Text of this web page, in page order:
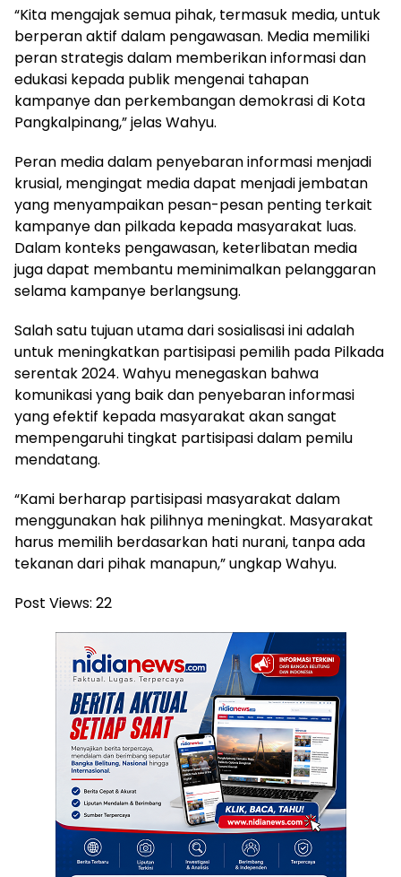
“Kita mengajak semua pihak, termasuk media, untuk
berperan aktif dalam pengawasan. Media memiliki
peran strategis dalam memberikan informasi dan
edukasi kepada publik mengenai tahapan
kampanye dan perkembangan demokrasi di Kota
Pangkalpinang,” jelas Wahyu.
Peran media dalam penyebaran informasi menjadi
krusial, mengingat media dapat menjadi jembatan
yang menyampaikan pesan-pesan penting terkait
kampanye dan pilkada kepada masyarakat luas.
Dalam konteks pengawasan, keterlibatan media
juga dapat membantu meminimalkan pelanggaran
selama kampanye berlangsung.
Salah satu tujuan utama dari sosialisasi ini adalah
untuk meningkatkan partisipasi pemilih pada Pilkada
serentak 2024. Wahyu menegaskan bahwa
komunikasi yang baik dan penyebaran informasi
yang efektif kepada masyarakat akan sangat
mempengaruhi tingkat partisipasi dalam pemilu
mendatang.
“Kami berharap partisipasi masyarakat dalam
menggunakan hak pilihnya meningkat. Masyarakat
harus memilih berdasarkan hati nurani, tanpa ada
tekanan dari pihak manapun,” ungkap Wahyu.
Post Views: 22